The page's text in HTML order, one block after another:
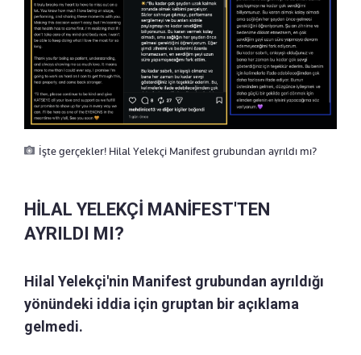
İşte gerçekler! Hilal Yelekçi Manifest grubundan ayrıldı mı?
HİLAL YELEKÇİ MANİFEST'TEN
AYRILDI MI?
Hilal Yelekçi'nin Manifest grubundan ayrıldığı
yönündeki iddia için gruptan bir açıklama
gelmedi.